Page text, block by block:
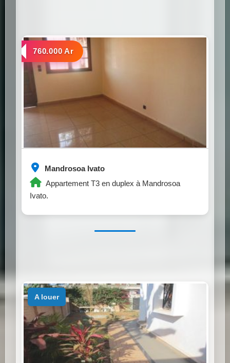
Mandrosoa Ivato
Appartement T3 en duplex à Mandrosoa
Ivato.
a louer
760.000 Ar
a louer